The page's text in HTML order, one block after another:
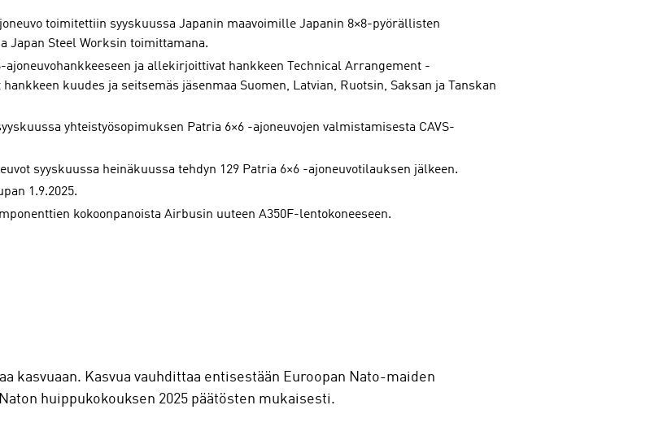
toimitettiin syyskuussa Japanin maavoimille Japanin 8×8-pyörällisten
Japan Steel Worksin toimittamana.
ja allekirjoittivat hankkeen Technical Arrangement -
kuudes ja seitsemäs jäsenmaa Suomen, Latvian, Ruotsin, Saksan ja Tanskan
yhteistyösopimuksen Patria 6×6 -ajoneuvojen valmistamisesta CAVS-
syyskuussa heinäkuussa tehdyn 129 Patria 6×6 -ajoneuvotilauksen jälkeen.
1.9.2025.
kokoonpanoista Airbusin uuteen A350F-lentokoneeseen.
kasvuaan. Kasvua vauhdittaa entisestään Euroopan Nato-maiden
huippukokouksen 2025 päätösten mukaisesti.